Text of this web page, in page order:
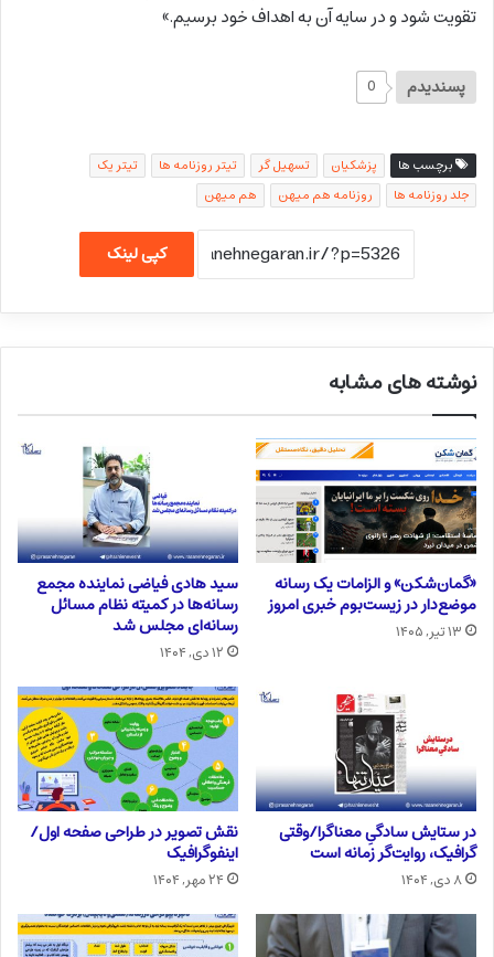
تقویت شود و در سایه آن به اهداف خود برسیم.»
پسندیدم 0
برچسب ها پزشکیان تسهیل گر تیتر روزنامه ها
تیتر یک
جلد روزنامه ها
روزنامه هم میهن هم میهن
کپی لینک
نوشته های مشابه
«گمان‌شکن» و الزامات یک رسانه
موضع‌دار در زیست‌بوم خبری امروز
۱۳ تیر, ۱۴۰۵
سید هادی فیاضی نماینده مجمع
رسانه‌ها در کمیته نظام مسائل
رسانه‌ای مجلس شد
۱۲ دی, ۱۴۰۴
در ستایش سادگیِ معناگرا/وقتی
گرافیک، روایت‌گر زمانه است
۸ دی, ۱۴۰۴
نقش تصویر در طراحی صفحه اول/
اینفوگرافیک
۲۴ مهر, ۱۴۰۴